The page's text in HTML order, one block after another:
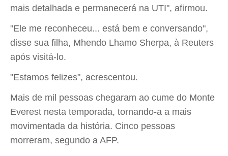
mais detalhada e permanecerá na UTI", afirmou.
"Ele me reconheceu... está bem e conversando",
disse sua filha, Mhendo Lhamo Sherpa, à Reuters
após visitá-lo.
"Estamos felizes", acrescentou.
Mais de mil pessoas chegaram ao cume do Monte
Everest nesta temporada, tornando-a a mais
movimentada da história. Cinco pessoas
morreram, segundo a AFP.